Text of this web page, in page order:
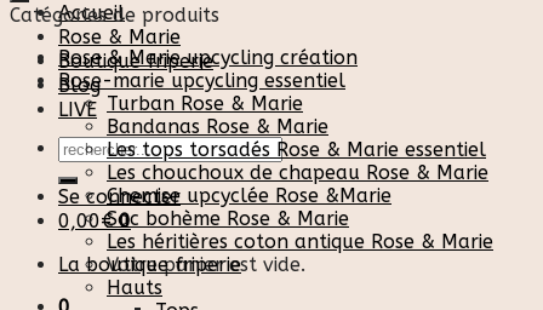
Accueil
Rose & Marie
Boutique friperie
Blog
LIVE
Recherche
pour :
Se connecter
0,00€ 0
Votre panier est vide.
Catégories de produits
Rose & Marie upcycling création
Rose-marie upcycling essentiel
Turban Rose & Marie
Bandanas Rose & Marie
Les tops torsadés Rose & Marie essentiel
Les chouchoux de chapeau Rose & Marie
Chemise upcyclée Rose &Marie
Sac bohème Rose & Marie
Les héritières coton antique Rose & Marie
La boutique friperie
Hauts